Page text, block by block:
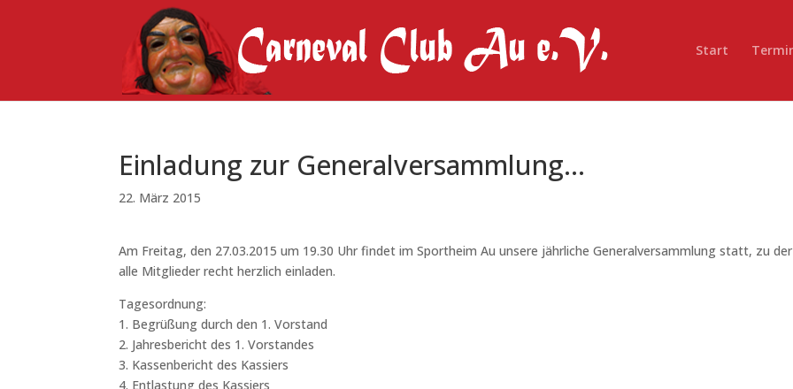
Start
Einladung zur Generalversammlung…
22. März 2015
Am Freitag, den 27.03.2015 um 19.30 Uhr findet im Sportheim Au unsere jährliche Generalversammlung statt, zu
alle Mitglieder recht herzlich einladen.
Tagesordnung:
1. Begrüßung durch den 1. Vorstand
2. Jahresbericht des 1. Vorstandes
3. Kassenbericht des Kassiers
4. Entlastung des Kassiers